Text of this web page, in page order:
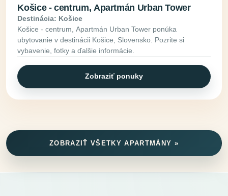
Košice - centrum, Apartmán Urban Tower
Destinácia: Košice
Košice - centrum, Apartmán Urban Tower ponúka
ubytovanie v destinácii Košice, Slovensko. Pozrite si
vybavenie, fotky a ďalšie informácie.
Zobraziť ponuky
ZOBRAZIŤ VŠETKY APARTMÁNY »